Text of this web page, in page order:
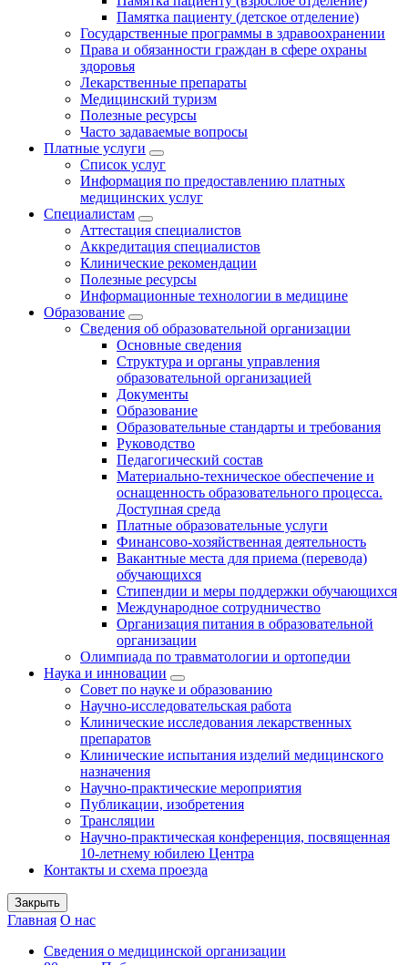
Памятка пациенту (детское отделение)
Государственные программы в здравоохранении
Права и обязанности граждан в сфере охраны
здоровья
Лекарственные препараты
Медицинский туризм
Полезные ресурсы
Часто задаваемые вопросы
Платные услуги
Список услуг
Информация по предоставлению платных
медицинских услуг
Специалистам
Аттестация специалистов
Аккредитация специалистов
Клинические рекомендации
Полезные ресурсы
Информационные технологии в медицине
Образование
Сведения об образовательной организации
Основные сведения
Структура и органы управления
образовательной организацией
Документы
Образование
Образовательные стандарты и требования
Руководство
Педагогический состав
Материально-техническое обеспечение и
оснащенность образовательного процесса.
Доступная среда
Платные образовательные услуги
Финансово-хозяйственная деятельность
Вакантные места для приема (перевода)
обучающихся
Стипендии и меры поддержки обучающихся
Международное сотрудничество
Организация питания в образовательной
организации
Олимпиада по травматологии и ортопедии
Наука и инновации
Совет по науке и образованию
Научно-исследовательская работа
Клинические исследования лекарственных
препаратов
Клинические испытания изделий медицинского
назначения
Научно-практические мероприятия
Публикации, изобретения
Трансляции
Научно-практическая конференция, посвященная
10-летнему юбилею Центра
Контакты и схема проезда
Закрыть
Главная О нас
Сведения о медицинской организации